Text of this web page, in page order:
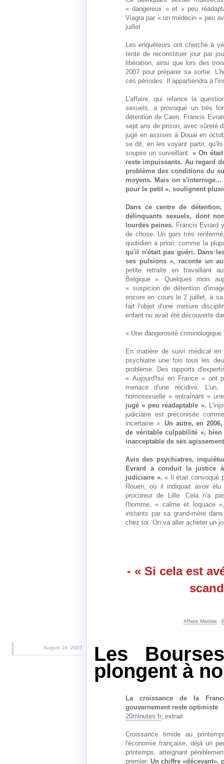
« dangereux » et « peu
Viagra par « un médecin » peu
juillet
Les enquêteurs ont cherché à
tenté de reconstituer jour par
libération, ainsi que lors des
2007 pour préparer sa sortie.
ces périodes. Il appartiendra à
L'affaire, qui relance la
sexuels, a provoqué un très
détention de Caen. Francis
sept ans de prison, avec sûreté
jugé en assises à Douai en
se dit, en les voyant partir,
soupire un surveillant.« On
reste impuissants. Au regard
problème des conditions du
moyens. Mais on
pour le petit », soulignent
Dans ce centre de
délinquants sexuels, dont
lourdes peines. Francis Evrard
de chose. Un gars très
quotidien a priori, comme la
qu'il n'était pas guéri. Dans
ses pulsions », raconte un
petite retraite en travaillant
Belgique ». Quelques mois
« suspicion de détention
encore en cours le 2 juillet, à
fait l'objet d'une mesure
enfant nu avait été découverte
« Une dangerosité criminologique
En matière de suivi médical en
psychiatre une fois tous les
problème. Des rapports
« Aujourd'hui en France » ont
menace d'une récidive.
homosexuelle » entraînant «
jugé « peu réadaptable ».
judiciaire est préconisée
incertaine ». Un autre, en
de véritable culpabilité »,
inacceptable de ses
Avis des psychiatres,
Evrard a conduit la justice
judiciaire ». « Il était convoqué
Rouen, où il indiquait avoir
procureur de Lille. Cela n'a
l'homme, « calme et loquace
instants par sa grand-mère
chez toi. On va aller acheter un
- « Si cela est
Affaire Maddie ·
August 16, 2007 Les
plongent à
La croissance de la
gouvernement reste optimiste
20minutes.fr, extrait
Croissance timide au
l'économie française, déjà un
printemps, atteignant
premier. Un chiffre «décevant»,